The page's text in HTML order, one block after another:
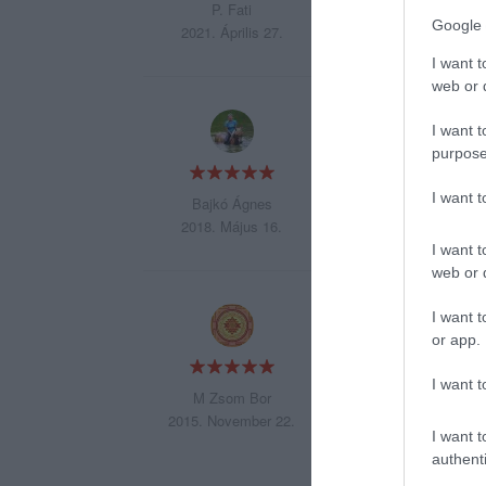
Google
I want
web or
I want
I want
I want
web or
I want
or app.
I want
I want
P. Fati
2021. Április 27.
Bajkó Ágnes
2018. Május 16.
Szépen fel lett
M Zsom Bor
2015. November 22.
Sokszor voltam